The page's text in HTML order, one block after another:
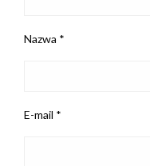
Nazwa *
E-mail *